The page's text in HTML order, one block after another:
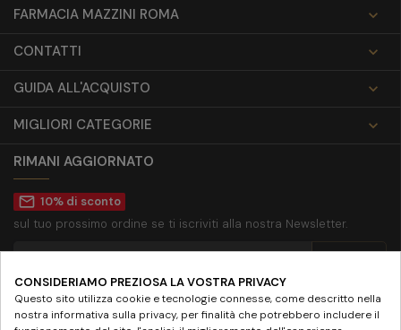
FARMACIA MAZZINI ROMA

CONTATTI

GUIDA ALL'ACQUISTO

MIGLIORI CATEGORIE

RIMANI AGGIORNATO
mail_outline 10% di sconto
sul tuo prossimo ordine se ti iscriviti alla nostra Newsletter.
Accetto laprivacy policy
CONSIDERIAMO PREZIOSA LA VOSTRA PRIVACY
Questo sito utilizza cookie e tecnologie connesse, come descritto nella
nostra informativa sulla privacy, per finalità che potrebbero includere il